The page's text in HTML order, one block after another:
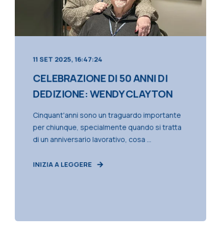
11 SET 2025, 16:47:24
CELEBRAZIONE DI 50 ANNI DI
DEDIZIONE: WENDY CLAYTON
Cinquant'anni sono un traguardo importante
per chiunque, specialmente quando si tratta
di un anniversario lavorativo, cosa ...
INIZIA A LEGGERE